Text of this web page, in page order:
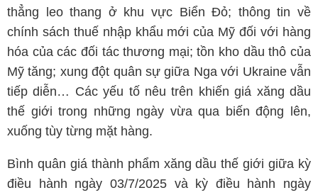
thẳng leo thang ở khu vực Biển Đỏ; thông tin về
chính sách thuế nhập khẩu mới của Mỹ đối với hàng
hóa của các đối tác thương mại; tồn kho dầu thô của
Mỹ tăng; xung đột quân sự giữa Nga với Ukraine vẫn
tiếp diễn… Các yếu tố nêu trên khiến giá xăng dầu
thế giới trong những ngày vừa qua biến động lên,
xuống tùy từng mặt hàng.
Bình quân giá thành phẩm xăng dầu thế giới giữa kỳ
điều hành ngày 03/7/2025 và kỳ điều hành ngày